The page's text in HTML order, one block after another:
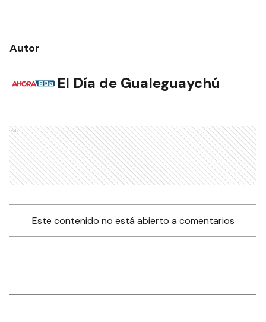
Autor
El Día de Gualeguaychú
Ads
Este contenido no está abierto a comentarios